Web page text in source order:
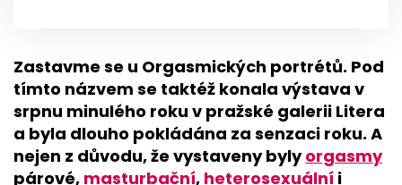
Zastavme se u Orgasmických portrétů. Pod
tímto názvem se taktéž konala výstava v
srpnu minulého roku v pražské galerii Litera
a byla dlouho pokládána za senzaci roku. A
nejen z důvodu, že vystaveny bylyorgasmy
párové, masturbační, heterosexuální i